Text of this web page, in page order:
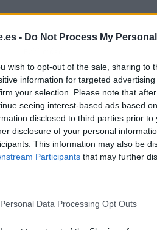
- Do Not Process My
wish to opt-out of the sale, sharing to
information for targeted
your selection. Please note that
seeing interest-based ads based
disclosed to third parties prior
disclosure of your personal
This information may also be
Participants that may further
Personal Data Processing Opt Outs